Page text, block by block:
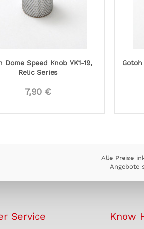
Dome Speed Knob VK1-19,
Relic Series
7,90 €
Alle Preise
Angebote
Service Know